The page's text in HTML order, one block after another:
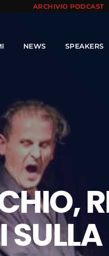
ARCHIVIO PODCAST
NEWS SPEAKERS